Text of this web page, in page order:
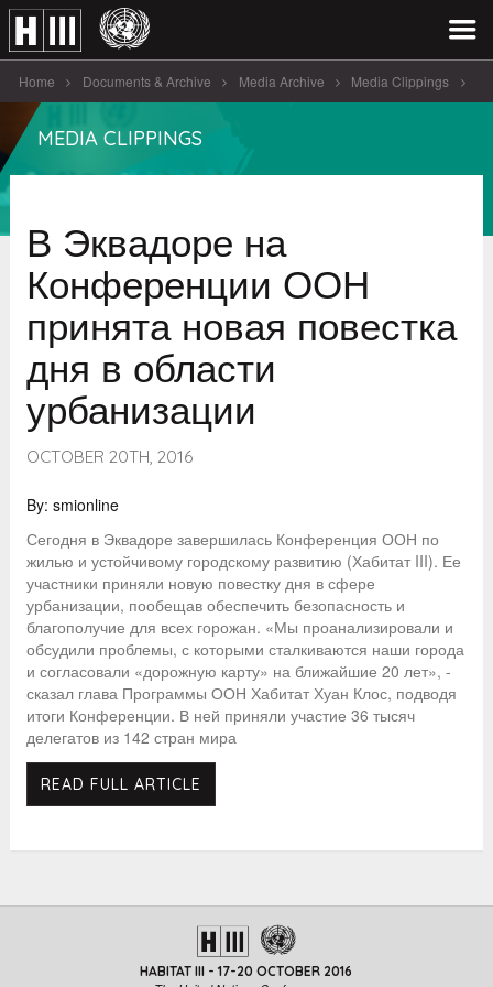
Home Documents & Archive Media Archive Media Clippings
В Эквадоре на Конференции ООН принята новая повестка дня в
MEDIA CLIPPINGS
В Эквадоре на
Конференции ООН
принята новая повестка
дня в области
урбанизации
OCTOBER 20TH, 2016
By: smionline
Сегодня в Эквадоре завершилась Конференция ООН по
жилью и устойчивому городскому развитию (Хабитат III). Ее
участники приняли новую повестку дня в сфере
урбанизации, пообещав обеспечить безопасность и
благополучие для всех горожан. «Мы проанализировали и
обсудили проблемы, с которыми сталкиваются наши города
и согласовали «дорожную карту» на ближайшие 20 лет», -
сказал глава Программы ООН Хабитат Хуан Клос, подводя
итоги Конференции. В ней приняли участие 36 тысяч
делегатов из 142 стран мира
READ FULL ARTICLE
HABITAT III - 17-20 OCTOBER 2016